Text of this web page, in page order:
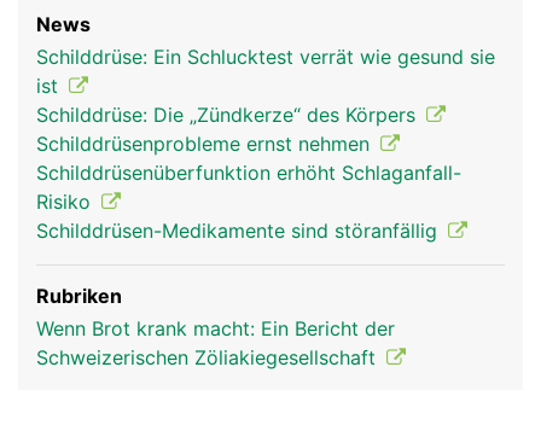
News
Schilddrüse: Ein Schlucktest verrät wie gesund sie
ist
Schilddrüse: Die „Zündkerze“ des Körpers
Schilddrüsenprobleme ernst nehmen
Schilddrüsenüberfunktion erhöht Schlaganfall-
Risiko
Schilddrüsen-Medikamente sind störanfällig
Rubriken
Wenn Brot krank macht: Ein Bericht der
Schweizerischen Zöliakiegesellschaft